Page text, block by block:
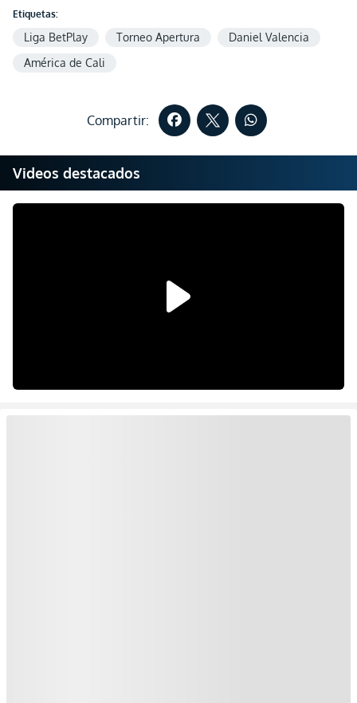
Etiquetas:
Liga BetPlay Torneo Apertura
Daniel Valencia
América de Cali
Compartir:
Videos destacados